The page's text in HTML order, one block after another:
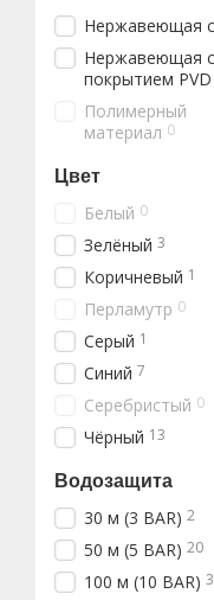
Нержавеющая
Нержавеющая
покрытием PVD
Полимерный
материал 0
Цвет
Белый 0
Зелёный 3
Коричневый 1
Перламутр 0
Серый 1
Синий 7
Серебристый 0
Чёрный 13
Водозащита
30 м (3 BAR) 2
50 м (5 BAR) 20
100 м (10 BAR) 3